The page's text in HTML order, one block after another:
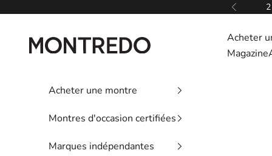
Précédent
Montredo
Acheter
Magazine
Acheter une montre
Montres d'occasion certifiées
Marques indépendantes